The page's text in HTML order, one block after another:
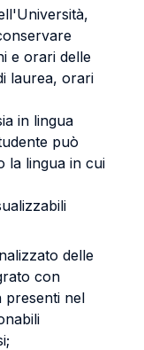
e orari delle
laurea, orari
in lingua
può
la lingua in cui
delle
con
presenti nel